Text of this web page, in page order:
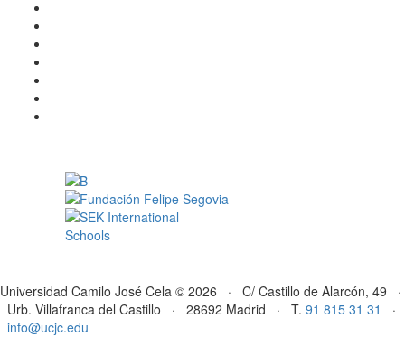
Universidad Camilo José Cela © 2026 · C/ Castillo de Alarcón, 49 ·
Urb. Villafranca del Castillo · 28692 Madrid · T. 91 815 31 31
·
info@ucjc.edu